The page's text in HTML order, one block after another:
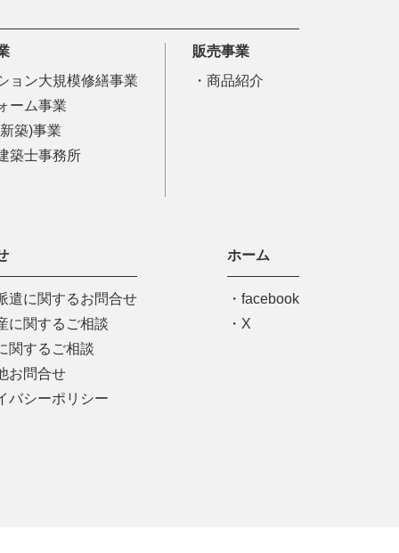
ョン大規模修繕事業
ーム事業
築)事業
築士事務所
販売事業
商品紹介
遣に関するお問合せ
に関するご相談
関するご相談
お問合せ
バシーポリシー
ホーム
facebook
X